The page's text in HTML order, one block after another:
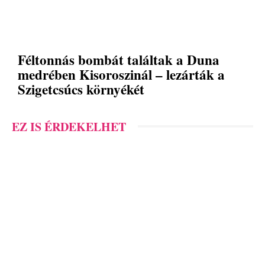
Féltonnás bombát találtak a Duna
medrében Kisoroszinál – lezárták a
Szigetcsúcs környékét
EZ IS ÉRDEKELHET